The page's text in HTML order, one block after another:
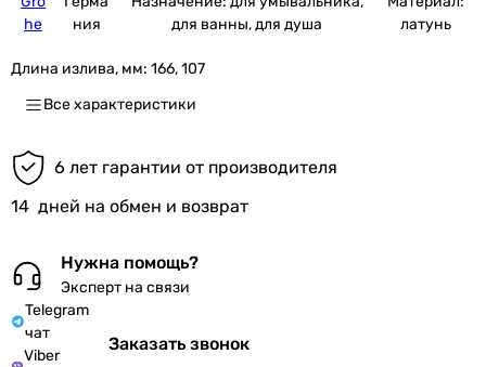
he
ния
для ванны, для душа
латунь
Длина излива, мм: 166, 107
Все характеристики
6 лет гарантии от производителя
14 дней на обмен и возврат
Нужна помощь?
Эксперт на связи
Telegram
чат
Viber
Заказать звонок